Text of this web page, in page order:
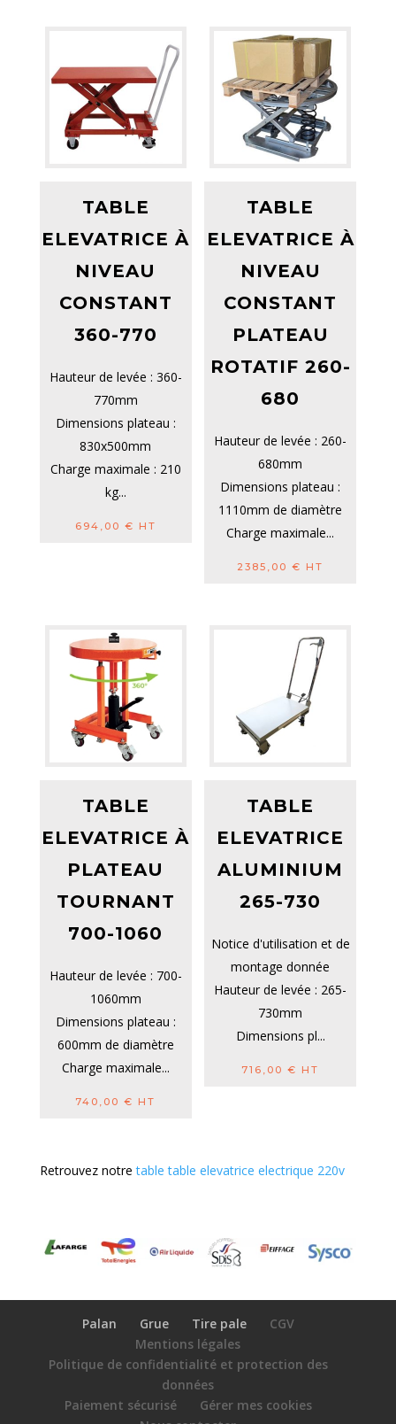
TABLE
ELEVATRICE À
NIVEAU
CONSTANT
360-770
Hauteur de levée : 360-
770mm
Dimensions plateau :
830x500mm
Charge maximale : 210
kg...
694,00 € HT
TABLE
ELEVATRICE À
NIVEAU
CONSTANT
PLATEAU
ROTATIF 260-
680
Hauteur de levée : 260-
680mm
Dimensions plateau :
1110mm de diamètre
Charge maximale...
2385,00€ HT
TABLE
ELEVATRICE À
PLATEAU
TOURNANT
700-1060
Hauteur de levée : 700-
1060mm
Dimensions plateau :
600mm de diamètre
Charge maximale...
740,00€ HT
TABLE
ELEVATRICE
ALUMINIUM
265-730
Notice d'utilisation et de
montage donnée
Hauteur de levée : 265-
730mm
Dimensions pl...
716,00€ HT
Retrouvez notretable table elevatrice electrique 220v
Palan Grue Tire pale
CGV
Mentions légales
Politique de confidentialité et protection des
données
Paiement sécurisé
Gérer mes cookies